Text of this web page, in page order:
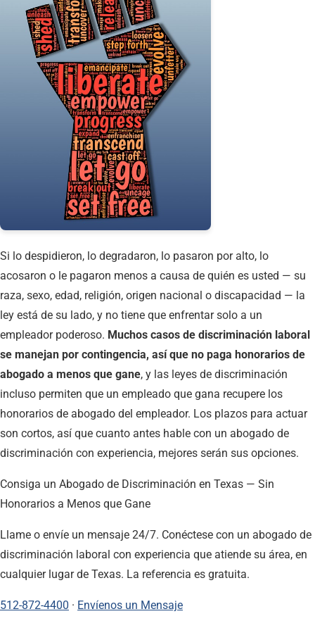
El Paso
Fort Worth Houston Laredo
McAllen
Midland San Angelo San Antonio
Si lo despidieron, lo degradaron, lo pasaron por alto, lo
acosaron o le pagaron menos a causa de quién es usted — su
raza, sexo, edad, religión, origen nacional o discapacidad — la
ley está de su lado, y no tiene que enfrentar solo a un
empleador poderoso. Muchos casos de discriminación laboral
se manejan por contingencia, así que no paga honorarios de
abogado a menos que gane, y las leyes de discriminación
incluso permiten que un empleado que gana recupere los
honorarios de abogado del empleador. Los plazos para actuar
son cortos, así que cuanto antes hable con un abogado de
discriminación con experiencia, mejores serán sus opciones.
Consiga un Abogado de Discriminación en Texas — Sin
Honorarios a Menos que Gane
Llame o envíe un mensaje 24/7. Conéctese con un abogado de
discriminación laboral con experiencia que atiende su área, en
cualquier lugar de Texas. La referencia es gratuita.
512-872-4400 · Envíenos un Mensaje